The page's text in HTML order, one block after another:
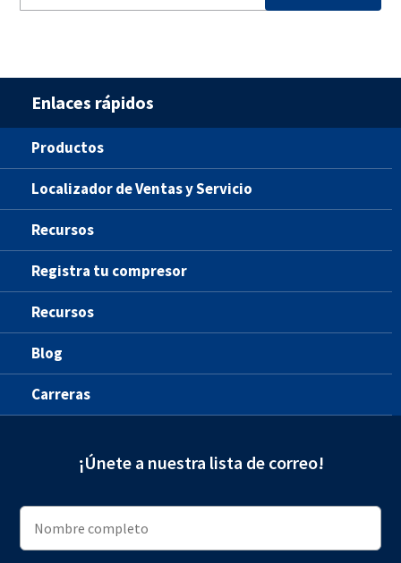
Enlaces rápidos
Productos
Localizador de Ventas y Servicio
Recursos
Registra tu compresor
Recursos
Blog
Carreras
¡Únete a nuestra lista de correo!